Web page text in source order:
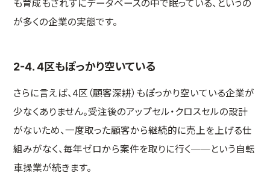
も育成もされずにデータベースの中で眠っている、というの
が多くの企業の実態です。
2-4. 4区もぽっかり空いている
さらに言えば、4区（顧客深耕）もぽっかり空いている企業が
少なくありません。受注後のアップセル・クロスセルの設計
がないため、一度取った顧客から継続的に売上を上げる仕
組みがなく、毎年ゼロから案件を取りに行く──という自転
車操業が続きます。